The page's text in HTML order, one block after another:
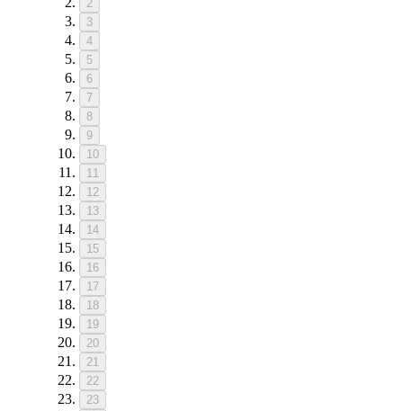
2
3
4
5
6
7
8
9
10
11
12
13
14
15
16
17
18
19
20
21
22
23